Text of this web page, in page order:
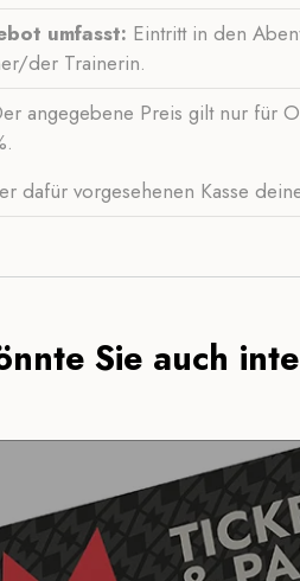
umfasst: Eintritt in den
der Trainerin.
angegebene Preis gilt nur für
dafür vorgesehenen Kasse
Sie auch